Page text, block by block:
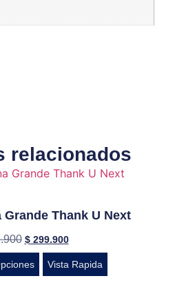
relacionados
Grande Thank U Next
$299.900
Vista Rapida